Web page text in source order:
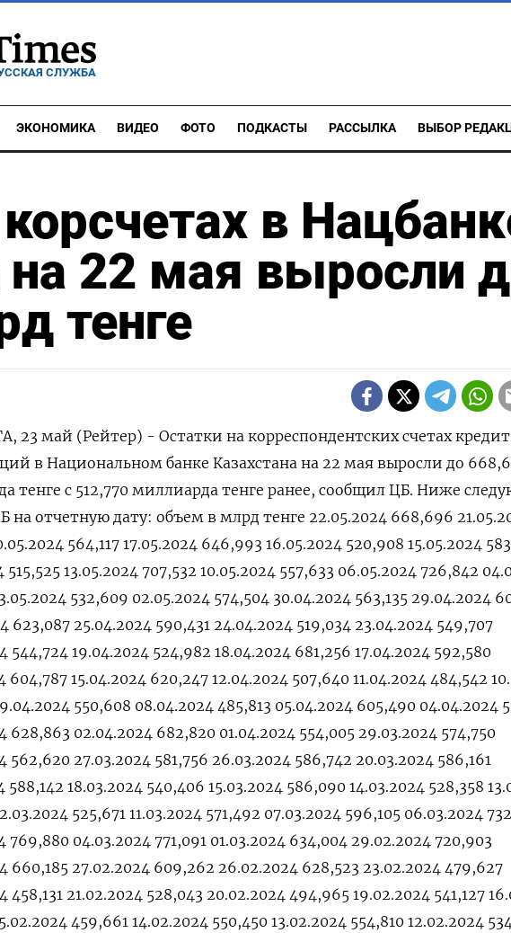
СЛУЖБА
ЭКОНОМИКА ВИДЕО ФОТО ПОДКАСТЫ РАССЫЛКА ВЫБОР
в
на 22 мая выросли
тенге
23 май (Рейтер) - Остатки на корреспондентских счетах
в Национальном банке Казахстана на 22 мая выросли до
тенге с 512,770 миллиарда тенге ранее, сообщил ЦБ. Ниже
на отчетную дату: объем в млрд тенге 22.05.2024 668,696
564,117 17.05.2024 646,993 16.05.2024 520,908 15.05.2024
515,525 13.05.2024 707,532 10.05.2024 557,633 06.05.2024 726,842
532,609 02.05.2024 574,504 30.04.2024 563,135 29.04.2024
623,087 25.04.2024 590,431 24.04.2024 519,034 23.04.2024 549,707
544,724 19.04.2024 524,982 18.04.2024 681,256 17.04.2024 592,580
604,787 15.04.2024 620,247 12.04.2024 507,640 11.04.2024 484,542
550,608 08.04.2024 485,813 05.04.2024 605,490 04.04.2024
628,863 02.04.2024 682,820 01.04.2024 554,005 29.03.2024 574,750
562,620 27.03.2024 581,756 26.03.2024 586,742 20.03.2024 586,161
588,142 18.03.2024 540,406 15.03.2024 586,090 14.03.2024 528,358
525,671 11.03.2024 571,492 07.03.2024 596,105 06.03.2024
769,880 04.03.2024 771,091 01.03.2024 634,004 29.02.2024 720,903
660,185 27.02.2024 609,262 26.02.2024 628,523 23.02.2024 479,627
458,131 21.02.2024 528,043 20.02.2024 494,965 19.02.2024 541,127
459,661 14.02.2024 550,450 13.02.2024 554,810 12.02.2024